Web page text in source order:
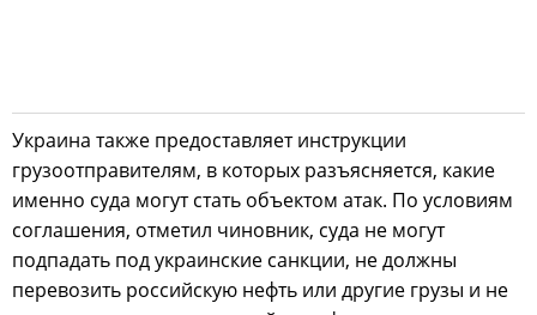
Украина также предоставляет инструкции
грузоотправителям, в которых разъясняется, какие
именно суда могут стать объектом атак. По условиям
соглашения, отметил чиновник, суда не могут
подпадать под украинские санкции, не должны
перевозить российскую нефть или другие грузы и не